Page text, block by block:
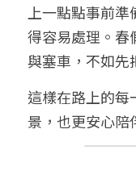
上一點點事前
得容易處理。春
與塞車，不如先
這樣在路上的每
景，也更安心陪